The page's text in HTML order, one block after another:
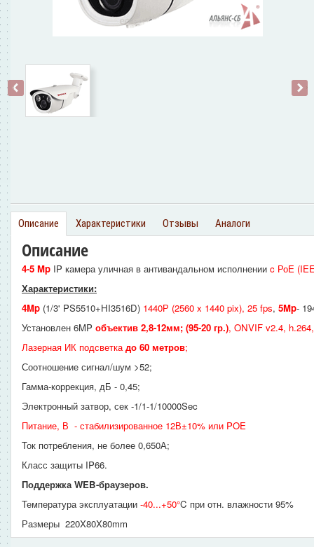
‹ ›
Описание Характеристики Отзывы Аналоги
Описание
4-5 Mp IP камера уличная в антивандальном исполнении c РоE
Характеристики:
4Mp (1/3' PS5510+HI3516D) 1440Р (2560 x 1440 pix), 25 fps, 5Mp-
Установлен 6MP объектив 2,8-12мм; (95-20 гр.), ONVIF v2.4,
Лазерная ИК подсветкадо 60 метров;
Соотношение сигнал/шум >52;
Гамма-коррекция, дБ - 0,45;
Электронный затвор, сек -1/1-1/10000Sec
Питание, В - стабилизированное 12В±10% или POE
Ток потребления, не более 0,650А;
Класс защиты IP66.
Поддержка WEB-браузеров.
Температура эксплуатации -40...+50°C при отн. влажности 95%
Размеры 220X80X80mm